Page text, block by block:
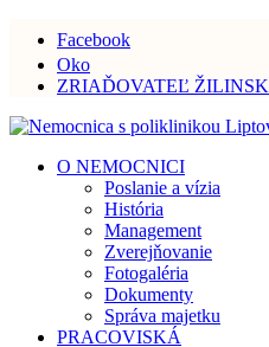
Facebook
Oko
ZRIAĎOVATEĽ
O NEMOCNICI
Poslanie a vízia
História
Management
Zverejňovanie
Fotogaléria
Dokumenty
Správa majetku
PRACOVISKÁ